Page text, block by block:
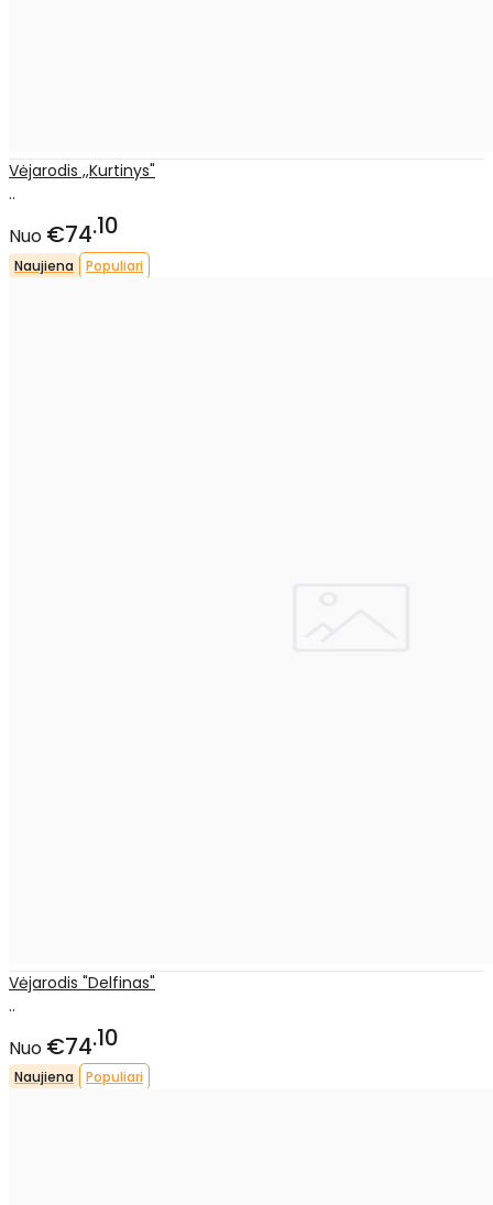
Vėjarodis ,,Kurtinys"
..
Nuo €74 10
Naujiena Populiari
Vėjarodis "Delfinas"
..
Nuo €74 10
Naujiena Populiari